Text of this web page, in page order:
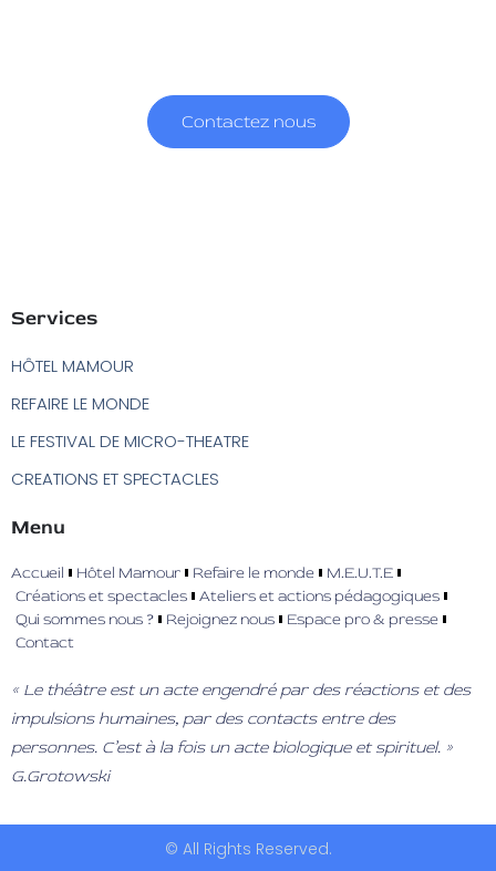
Contactez nous
Services
HÔTEL MAMOUR
REFAIRE LE MONDE
LE FESTIVAL DE MICRO-THEATRE
CREATIONS ET SPECTACLES
Menu
Accueil Hôtel Mamour Refaire le monde
M.E.U.T.E
Créations et spectacles
Ateliers et actions pédagogiques
Qui sommes nous ?
Rejoignez nous
Espace pro & presse
Contact
« Le théâtre est un acte engendré par des réactions et des
impulsions humaines, par des contacts entre des
personnes. C’est à la fois un acte biologique et spirituel. »
G.Grotowski
© All Rights Reserved.